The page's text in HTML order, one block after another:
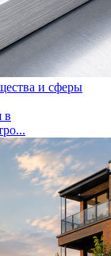
и сферы
в